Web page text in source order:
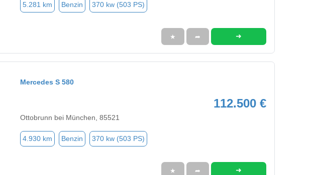
5.281 km Benzin 370 kw (503 PS)
★ ➦ ➜
Mercedes S 580
112.500 €
Ottobrunn bei München, 85521
4.930 km Benzin 370 kw (503 PS)
★ ➦ ➜